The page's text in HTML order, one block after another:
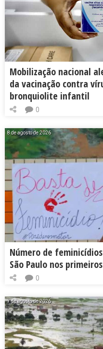
Mobilização nacional
da vacinação contra
bronquiolite infantil
0
8 de agosto de 2026
Número de
São Paulo nos
0
7 de agosto de 2026